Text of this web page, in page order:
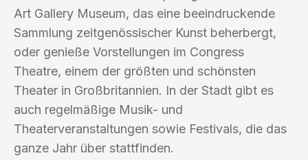
Art Gallery Museum, das eine beeindruckende
Sammlung zeitgenössischer Kunst beherbergt,
oder genieße Vorstellungen im Congress
Theatre, einem der größten und schönsten
Theater in Großbritannien. In der Stadt gibt es
auch regelmäßige Musik- und
Theaterveranstaltungen sowie Festivals, die das
ganze Jahr über stattfinden.